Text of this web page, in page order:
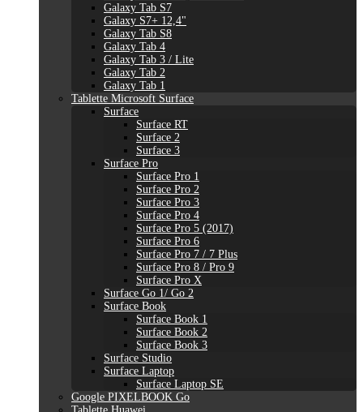
Galaxy Tab S7
Galaxy S7+ 12,4"
Galaxy Tab S8
Galaxy Tab 4
Galaxy Tab 3 / Lite
Galaxy Tab 2
Galaxy Tab 1
Tablette Microsoft Surface
Surface
Surface RT
Surface 2
Surface 3
Surface Pro
Surface Pro 1
Surface Pro 2
Surface Pro 3
Surface Pro 4
Surface Pro 5 (2017)
Surface Pro 6
Surface Pro 7 / 7 Plus
Surface Pro 8 / Pro 9
Surface Pro X
Surface Go 1/ Go 2
Surface Book
Surface Book 1
Surface Book 2
Surface Book 3
Surface Studio
Surface Laptop
Surface Laptop SE
Google PIXELBOOK Go